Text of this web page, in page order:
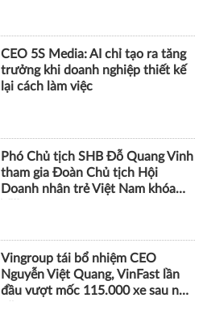
CEO 5S Media: AI chỉ tạo ra tăng
trưởng khi doanh nghiệp thiết kế
lại cách làm việc
Phó Chủ tịch SHB Đỗ Quang Vinh
tham gia Đoàn Chủ tịch Hội
Doanh nhân trẻ Việt Nam khóa
Vingroup tái bổ nhiệm CEO
Nguyễn Việt Quang, VinFast lần
đầu vượt mốc 115.000 xe sau nửa